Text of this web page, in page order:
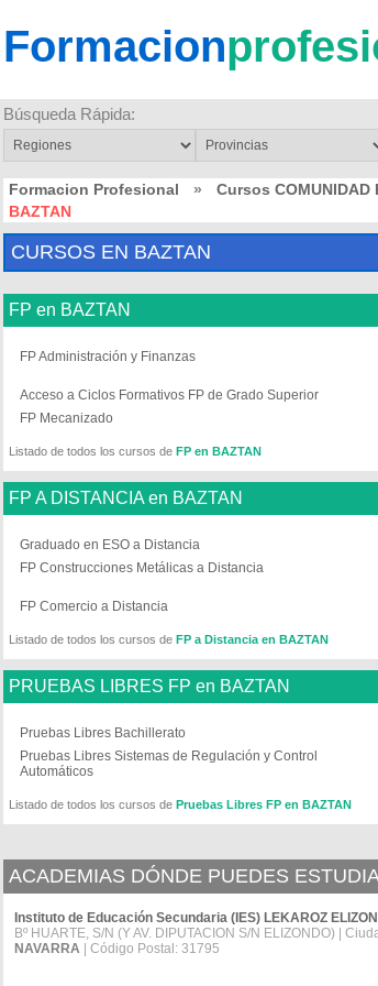
Formacion
Búsqueda Rápida:
Formacion Profesional » Cursos COMUNIDAD
BAZTAN
CURSOS EN BAZTAN
FP en BAZTAN
FP Administración y Finanzas
Acceso a Ciclos Formativos FP de Grado Superior
FP Mecanizado
Listado de todos los cursos de FP en BAZTAN
FP A DISTANCIA en BAZTAN
Graduado en ESO a Distancia
FP Construcciones Metálicas a Distancia
FP Comercio a Distancia
Listado de todos los cursos de FP a Distancia en BAZTAN
PRUEBAS LIBRES FP en BAZTAN
Pruebas Libres Bachillerato
Pruebas Libres Sistemas de Regulación y Control
Automáticos
Listado de todos los cursos de Pruebas Libres FP en BAZTAN
ACADEMIAS DÓNDE PUEDES
Instituto de Educación Secundaria (IES) LEKAROZ
Bº HUARTE, S/N (Y AV. DIPUTACION S/N ELIZONDO) |
NAVARRA | Código Postal: 31795